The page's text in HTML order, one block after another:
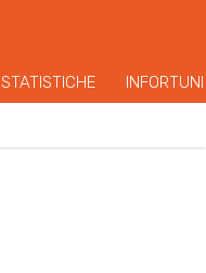
STATISTICHE INFORTUNI